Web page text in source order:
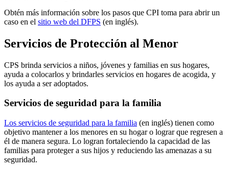
Obtén más información sobre los pasos que CPI toma para abrir un
caso en el sitio web del DFPS (en inglés).
Servicios de Protección al Menor
CPS brinda servicios a niños, jóvenes y familias en sus hogares,
ayuda a colocarlos y brindarles servicios en hogares de acogida, y
los ayuda a ser adoptados.
Servicios de seguridad para la familia
Los servicios de seguridad para la familia (en inglés) tienen como
objetivo mantener a los menores en su hogar o lograr que regresen a
él de manera segura. Lo logran fortaleciendo la capacidad de las
familias para proteger a sus hijos y reduciendo las amenazas a su
seguridad.